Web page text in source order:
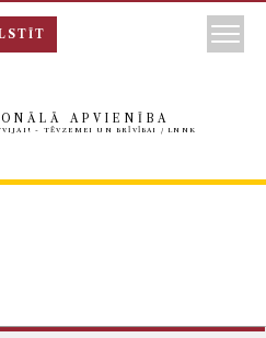
APVIENĪBA
- TĒVZEMEI UN BRĪVĪBAI / LNNK